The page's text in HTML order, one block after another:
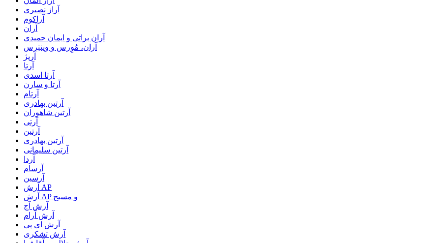
آراز نصیری
آراکوم
آران
آران براتی و ایمان حمیدی
آران، مُوِرس و وینتِرس
آرپژ
آرتا
آرتا اسدی
آرتا و سارن
آرتام
آرتبن بهادری
آرتين شاهوران
آرتی
آرتین
آرتین بهادری
آرتین سلیمانی
آردا
آرسام
آرسین
آرش AP
آرش AP و مسیح
آرش آج
آرش آرام
آرش ای پی
آرش تشکری